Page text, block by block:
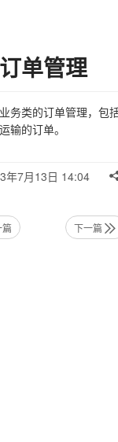
订单管理
务类的订单管理，包
输的订单。
年7月13日 14:04
篇 下一篇